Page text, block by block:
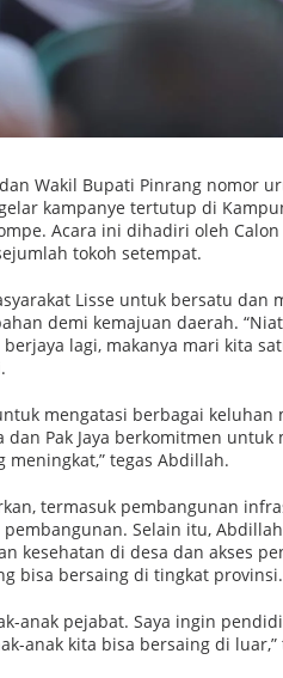
Wakil Bupati Pinrang nomor
kampanye tertutup di
Acara ini dihadiri oleh
tokoh setempat.
Lisse untuk bersatu dan
demi kemajuan daerah.
lagi, makanya mari kita
mengatasi berbagai keluhan
Pak Jaya berkomitmen untuk
tegas Abdillah.
termasuk pembangunan
Selain itu, Abdillah
kesehatan di desa dan akses
bisa bersaing di tingkat provinsi.
anak pejabat. Saya ingin
anak kita bisa bersaing di luar,”